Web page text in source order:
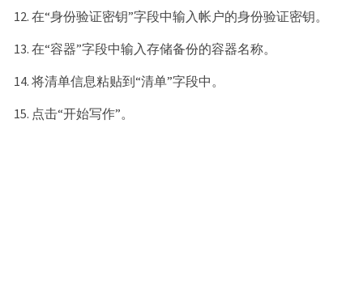
在“身份验证密钥”字段中输入帐户的身份验证密钥。
在“容器”字段中输入存储备份的容器名称。
将清单信息粘贴到“清单”字段中。
点击“开始写作”。